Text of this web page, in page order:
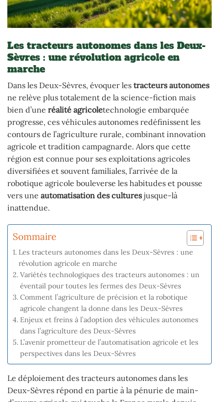
Les tracteurs autonomes dans les Deux-
Sèvres : une révolution agricole en
marche
Dans les Deux-Sèvres, évoquer les tracteurs autonomes
ne relève plus totalement de la science-fiction mais
bien d’une réalité agricoletechnologie embarquée
progresse, ces véhicules autonomes redéfinissent les
contours de l’agriculture rurale, combinant innovation
agricole et tradition campagnarde. Alors que cette
région est connue pour ses exploitations agricoles
diversifiées et souvent familiales, l’arrivée de la
robotique agricole bouleverse les habitudes et pousse
vers une automatisation des culturesjusque-là
inattendue.
Sommaire
Les tracteurs autonomes dans les Deux-Sèvres : une
révolution agricole en marche
Variétés technologiques des tracteurs autonomes : un
éventail pour toutes les fermes des Deux-Sèvres
Comment l’agriculture de précision et la robotique
agricole changent la donne dans les Deux-Sèvres
Enjeux et freins à l’adoption des véhicules autonomes
dans l’agriculture des Deux-Sèvres
L’avenir prometteur de l’automatisation agricole et les
perspectives dans les Deux-Sèvres
Le déploiement des tracteurs autonomes dans les
Deux-Sèvres répond en partie à la pénurie de main-